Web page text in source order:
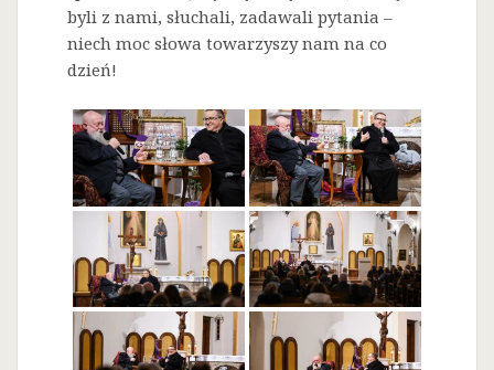
byli z nami, słuchali, zadawali pytania –
niech moc słowa towarzyszy nam na co
dzień!